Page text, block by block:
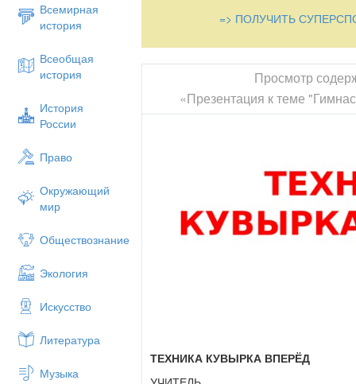
Всемирная
история
Всеобщая
история
История
России
Право
Окружающий
мир
Обществознание
Экология
Искусство
Литература
Музыка
=> ПОЛУЧИТЬ
Просмотр
«Презентация к теме
ТЕХНИКА КУВЫРКА ВПЕРЁД